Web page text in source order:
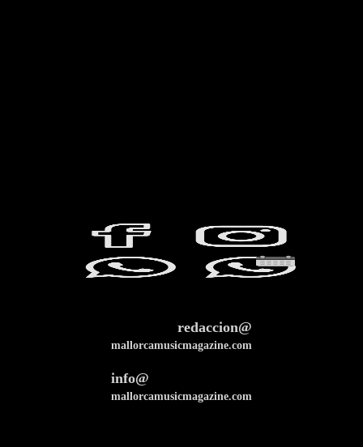
redaccion@
mallorcamusicmagazine.com
info@
mallorcamusicmagazine.com